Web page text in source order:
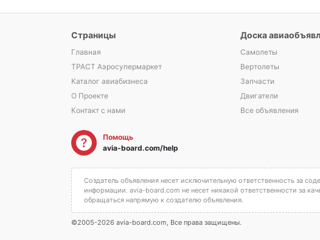
Страницы
Главная
ТРАСТ Аэросупермаркет
Каталог авиабизнеса
О Проекте
Контакт с нами
Доска
Самолеты
Вертолеты
Запчасти
Двигатели
Все объявления
Помощь
avia-board.com/help
Создатель объявления несет исключительную ответственность за
информации. avia-board.com не несет никакой ответственности за
обращаться напрямую к создателю объявления.
©2005-2026 avia-board.com, Все права защищены.